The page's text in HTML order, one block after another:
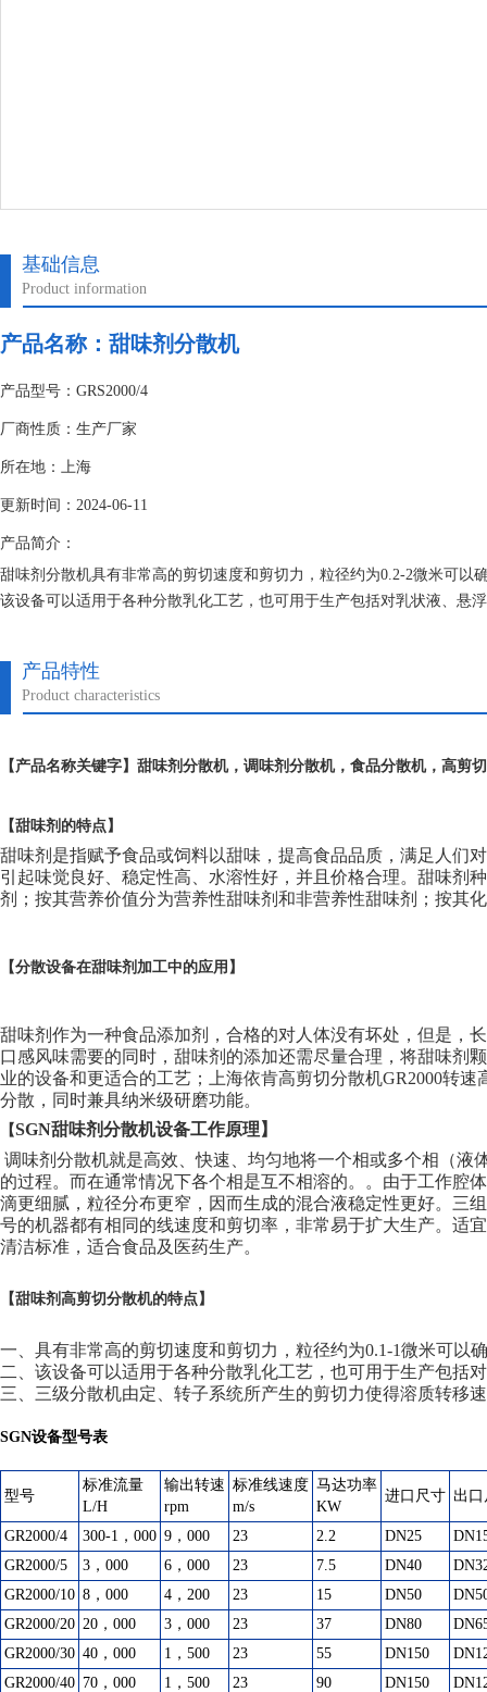
基础信息
Product information
产品名称：甜味剂分散机
产品型号：GRS2000/4
厂商性质：生产厂家
所在地：上海
更新时间：2024-06-11
产品简介：
甜味剂分散机具有非常高的剪切速度和剪切力，粒径约为0.2-2微米可以
该设备可以适用于各种分散乳化工艺，也可用于生产包括对乳状液、悬
产品特性
Product characteristics
【 产品名称关键字】 甜味剂分散机，调味剂分散机，食品分散机，高剪
【甜味剂的特点】
甜味剂是指赋予食品或饲料以甜味，提高食品品质，满足人们
引起味觉良好、稳定性高、水溶性好，并且价格合理。甜味剂
剂；按其营养价值分为营养性甜味剂和非营养性甜味剂；按其
【分散设备在甜味剂加工中的应用】
甜味剂作为一种食品添加剂，合格的对人体没有坏处，但是，
口感风味需要的同时，甜味剂的添加还需尽量合理，将甜味剂
业的设备和更适合的工艺；上海依肯高剪切分散机GR2000转速
分散，同时兼具纳米级研磨功能。
【SGN甜味剂分散机设备工作原理】
调味剂分散机就是高效、快速、均匀地将一个相或多个相（
的过程。而在通常情况下各个相是互不相溶的。。由于工作腔
滴更细腻，粒径分布更窄，因而生成的混合液稳定性更好。三
号的机器都有相同的线速度和剪切率，非常易于扩大生产。适
清洁标准，适合食品及医药生产。
【甜味剂高剪切分散机的特点】
一、具有非常高的剪切速度和剪切力，粒径约为0.1-1微米可以
二、该设备可以适用于各种分散乳化工艺，也可用于生产包括
三、三级分散机由定、转子系统所产生的剪切力使得溶质转移
SGN设备型号表
型号
标准流量
L/H
输出转速
rpm
标准线速度
m/s
马达功率
KW
进口尺寸 出口
GR2000/4 300-1，000 9，000 23 2.2 DN25
GR2000/5
3，000 6，000 23 7.5 DN40
GR2000/10 8，000 4，200 23 15 DN50
GR2000/20 20，000 3，000 23 37 DN80
GR2000/30 40，000 1，500 23 55 DN150
GR2000/40 70，000 1，500 23 90 DN150